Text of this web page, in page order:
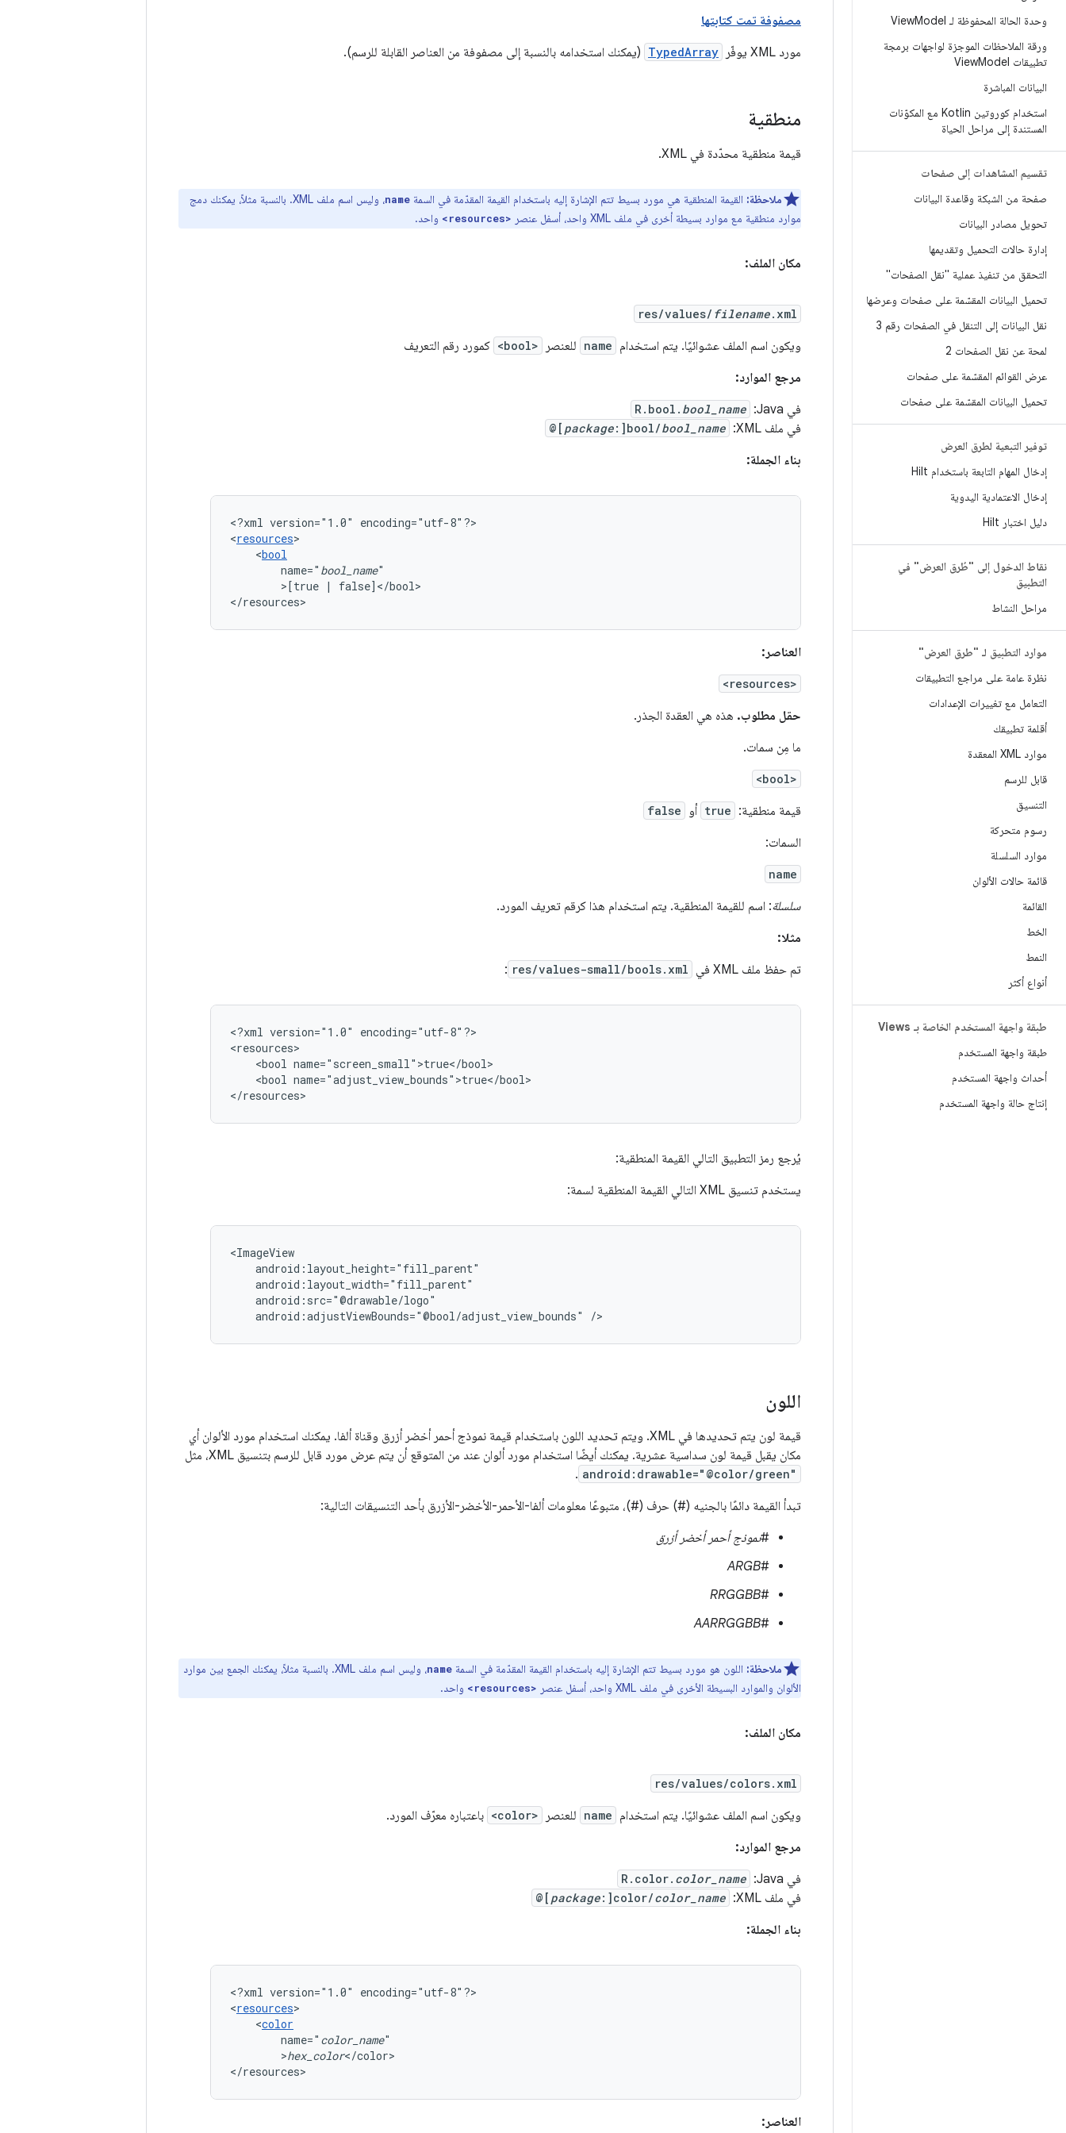
وحدة الحالة المحفوظة لـ ViewModel
ورقة الملاحظات الموجزة لواجهات برمجة
تطبيقات ViewModel
البيانات المباشرة
استخدام كوروتين Kotlin مع المكوّنات
المستندة إلى مراحل الحياة
تقسيم المشاهدات إلى صفحات
صفحة من الشبكة وقاعدة البيانات
تحويل مصادر البيانات
إدارة حالات التحميل وتقديمها
التحقق من تنفيذ عملية "نقل الصفحات"
تحميل البيانات المقسّمة على صفحات وعرضها
نقل البيانات إلى التنقل في الصفحات رقم 3
لمحة عن نقل الصفحات 2
عرض القوائم المقسّمة على صفحات
تحميل البيانات المقسّمة على صفحات
توفير التبعية لطرق العرض
إدخال المهام التابعة باستخدام Hilt
إدخال الاعتمادية اليدوية
دليل اختبار Hilt
نقاط الدخول إلى "طُرق العرض" في
التطبيق
مراحل النشاط
موارد التطبيق لـ "طرق العرض"
نظرة عامة على مراجع التطبيقات
التعامل مع تغييرات الإعدادات
أقلمة تطبيقك
موارد XML المعقدة
قابل للرسم
التنسيق
رسوم متحركة
موارد السلسلة
قائمة حالات الألوان
القائمة
الخط
النمط
أنواع أكثر
طبقة واجهة المستخدم الخاصة بـ Views
طبقة واجهة المستخدم
أحداث واجهة المستخدم
إنتاج حالة واجهة المستخدم
مصفوفة تمت كتابتها
مورد XML يوفّر
TypedArray (يمكنك استخدامه بالنسبة إلى مصفوفة من العناصر القابلة للرسم).
منطقية
قيمة منطقية محدّدة في XML.
ملاحظة: القيمة المنطقية هي مورد بسيط تتم الإشارة إليه باستخدام القيمة المقدّمة في السمة name
، وليس اسم ملف XML. بالنسبة مثلاً، يمكنك دمج
موارد منطقية مع موارد بسيطة أخرى في ملف XML واحد، أسفل عنصر
<resources> واحد.
مكان الملف:
res/values/ filename.xml
ويكون اسم الملف عشوائيًا. يتم استخدام name للعنصر <bool> كمورد رقم التعريف
مرجع الموارد:
في Java:
R.bool. bool_name
في ملف XML: @[ package:]bool/bool_name
بناء الجملة:
<?xml version="1.0"
encoding="utf-8"?>
<resources
<bool
name=" bool_name
>[true |
false]</bool>
</resources>
العناصر:
<resources>
حقل مطلوب. هذه هي العقدة الجذر.
ما مِن سمات.
<bool>
قيمة منطقية: true أو false
السمات:
name
سلسلة: اسم للقيمة المنطقية. يتم استخدام هذا كرقم تعريف المورد.
مثلا:
تم حفظ ملف XML في
res/values-small/bools.xml
:
<?xml version="1.0"
encoding="utf-8"?>
<bool
<bool name="adjust_view_bounds">true</bool>
</resources>
يُرجع رمز التطبيق التالي القيمة المنطقية:
يستخدم تنسيق XML التالي القيمة المنطقية لسمة:
android:adjustViewBounds="@bool/adjust_view_bounds"
/>
اللون
قيمة لون يتم تحديدها في XML. ويتم تحديد اللون باستخدام قيمة نموذج أحمر أخضر أزرق وقناة ألفا. يمكنك استخدام مورد الألوان أي
مكان يقبل قيمة لون سداسية عشرية. يمكنك أيضًا استخدام مورد ألوان عند من المتوقع أن يتم عرض مورد قابل للرسم بتنسيق XML، مثل
android:drawable="@color/green"
.
تبدأ القيمة دائمًا بالجنيه (#) حرف (#)، متبوعًا معلومات ألفا-الأحمر-الأخضر-الأزرق بأحد التنسيقات التالية:
#نموذج أحمر أخضر أزرق
#
ARGB
#
RRGGBB
#
AARRGGBB
ملاحظة: اللون هو مورد بسيط تتم الإشارة إليه باستخدام القيمة المقدّمة في السمة name
، وليس اسم ملف XML. بالنسبة مثلاً، يمكنك الجمع بين موارد
الألوان والموارد البسيطة الأخرى في ملف XML واحد، أسفل عنصر
<resources> واحد.
مكان الملف:
res/values/colors.xml
ويكون اسم الملف عشوائيًا. يتم استخدام name للعنصر <color> باعتباره معرّف المورد.
مرجع الموارد:
في Java:
R.color. color_name
في ملف XML: @[ package:]color/color_name
بناء الجملة:
<?xml version="1.0"
encoding="utf-8"?>
<resources
<color
name=" color_name
>hex_color</color>
</resources>
العناصر: